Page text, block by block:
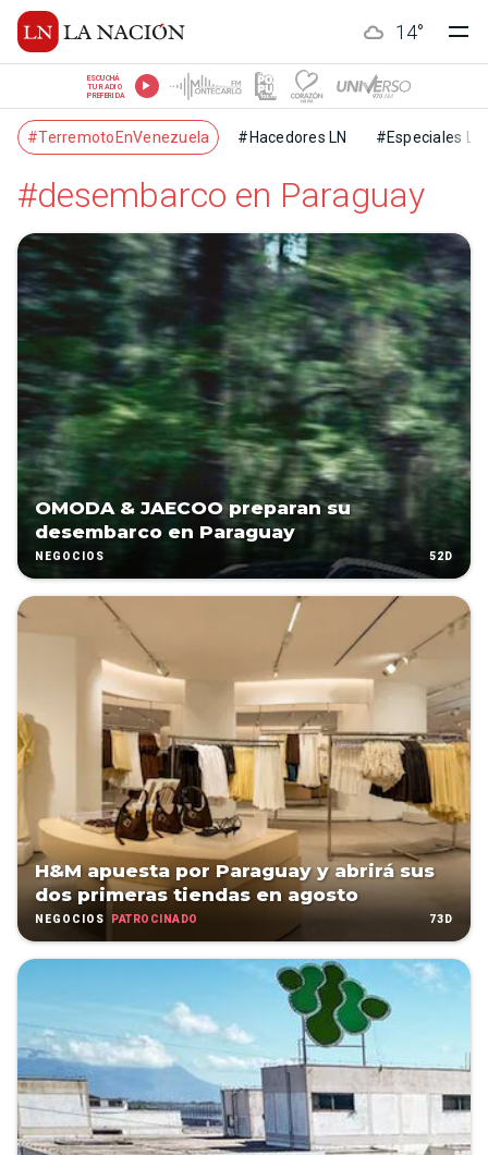
14°
ESCUCHÁ
TU RADIO
PREFERIDA
#TerremotoEnVenezuela #Hacedores LN #Especiales LN
#desembarco en Paraguay
OMODA & JAECOO preparan su
desembarco en Paraguay
NEGOCIOS 52D
H&M apuesta por Paraguay y abrirá sus
dos primeras tiendas en agosto
NEGOCIOS PATROCINADO 73D